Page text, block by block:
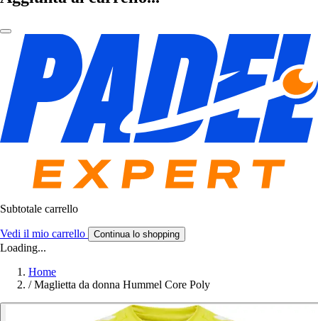
Subtotale carrello
Vedi il mio carrello Continua lo shopping
Loading...
Home
/ Maglietta da donna Hummel Core Poly